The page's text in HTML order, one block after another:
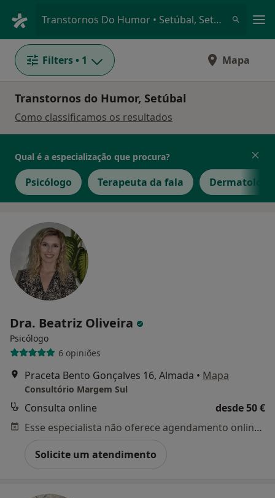
Transtornos Do Humor • Setúbal, Setúbal
Filters • 1 Mapa
Transtornos do Humor, Setúbal
Como classificamos os resultados
Qual é a especialização que procura?
Psicólogo Terapeuta da fala
Dra. Beatriz Oliveira
Psicólogo
6 opiniões
Praceta Bento Gonçalves 16, Almada • Mapa
Consultório Margem Sul
Consulta online
desde 50 €
Esse especialista não oferece agendamento online para esse endereço.
Solicite um atendimento